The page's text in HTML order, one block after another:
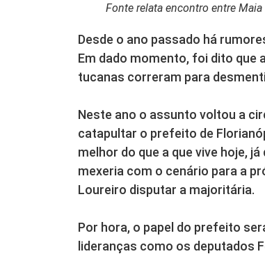
Fonte relata encontro entre Maia
Desde o ano passado há
Em dado momento, foi dito que
tucanas correram para
Neste ano o assunto voltou a
catapultar o prefeito de
melhor do que a que vive hoje,
mexeria com o cenário para a
Loureiro disputar a majoritária.
Por hora, o papel do prefeito
lideranças como os deputados